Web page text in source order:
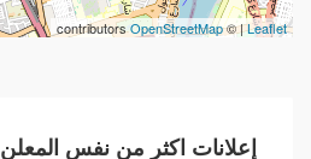
Leaflet
| ©
OpenStreetMap
contributors
إعلانات اكثر من نفس المعلن